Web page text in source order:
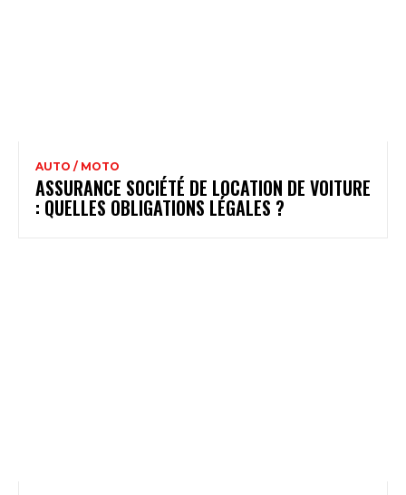
AUTO / MOTO
ASSURANCE SOCIÉTÉ DE LOCATION DE VOITURE
: QUELLES OBLIGATIONS LÉGALES ?